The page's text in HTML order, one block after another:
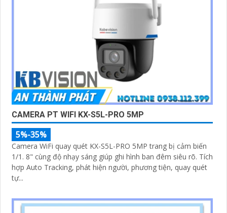
CAMERA PT WIFI KX-S5L-PRO 5MP
5%-35%
Camera WiFi quay quét KX-S5L-PRO 5MP trang bị cảm biến
1/1. 8" cùng độ nhạy sáng giúp ghi hình ban đêm siêu rõ. Tích
hợp Auto Tracking, phát hiện người, phương tiện, quay quét
tự...